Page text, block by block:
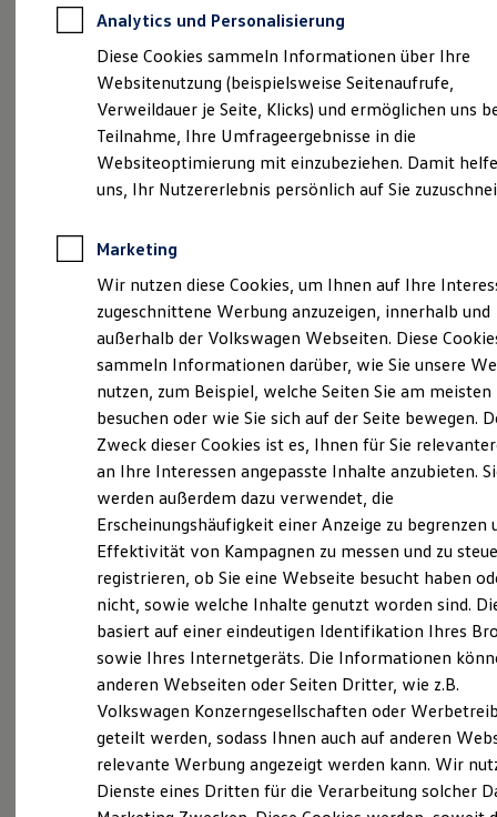
Autokredit mit Schlussrate
Versicherungen und Garantien
Kfz-Versicherung
Restschuldversicherungen
Garantien
Wartungsverträge
Geschäftskunden
Professional Class bei Volkswagen
Großkunden
Behörden
Anpfiff zum Gewinn
Elektroautos
ID. Tutorials
Elektrofahrzeugkonzepte
Reichweite
Reichweite der ID. Modelle
Reichweite im Winter
Laden
Laden unterwegs
Laden Zuhause
Ladezeitensimulator
Batterie
Sicherheit
Garantie und Lebensdauer
Nachhaltigkeit
Technologie
Kosten und Kauf
Verbrauchskosten
Kaufoptionen
E-Auto-Förderung
Software und Konnektivität
Die ID. Software 6
ID. Software Versionen und Updates
Digitale Extras
Schnittstellen zu Ihrem ID.
Impressum & Rechtliches)
Probefahrt vereinbaren
Fahrzeugangebot anfordern
Serviceanfrage stellen
Details des Golf
Analytics und Personalisierung
Diese Cookies sammeln Informationen über Ihre
Websitenutzung (beispielsweise Seitenaufrufe,
Verweildauer je Seite, Klicks) und ermöglichen uns
Teilnahme, Ihre Umfrageergebnisse in die
Websiteoptimierung mit einzubeziehen. Damit
uns, Ihr Nutzererlebnis persönlich auf Sie
Marketing
Wir nutzen diese Cookies, um Ihnen auf Ihre
zugeschnittene Werbung anzuzeigen, innerhalb und
außerhalb der Volkswagen Webseiten. Diese
sammeln Informationen darüber, wie Sie unsere
nutzen, zum Beispiel, welche Seiten Sie am meisten
besuchen oder wie Sie sich auf der Seite bewegen.
Zweck dieser Cookies ist es, Ihnen für Sie
an Ihre Interessen angepasste Inhalte anzubieten.
werden außerdem dazu verwendet, die
Erscheinungshäufigkeit einer Anzeige zu begrenzen
Effektivität von Kampagnen zu messen und zu
registrieren, ob Sie eine Webseite besucht haben
nicht, sowie welche Inhalte genutzt worden sind.
basiert auf einer eindeutigen Identifikation Ihres
sowie Ihres Internetgeräts. Die Informationen
anderen Webseiten oder Seiten Dritter, wie z.B.
Volkswagen Konzerngesellschaften oder
geteilt werden, sodass Ihnen auch auf anderen
relevante Werbung angezeigt werden kann. Wir
Dienste eines Dritten für die Verarbeitung solcher